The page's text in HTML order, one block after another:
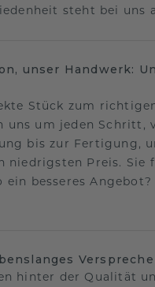
steht bei uns
unser Handwerk:
Stück zum
uns um jeden Schritt,
bis zur Fertigung,
niedrigsten Preis. Sie
ein besseres
hinter der Qualität